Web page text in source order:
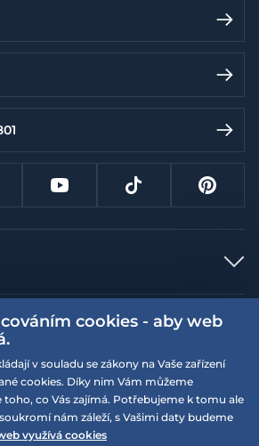
zboží
věrnostního klubu
cookies - aby web
v souladu se zákony na Vaše zařízení
cookies. Díky nim Vám můžeme
toho, co Vás zajímá. Potřebujeme k tomu ale
nám záleží, s Vašimi daty budeme
využívá cookies